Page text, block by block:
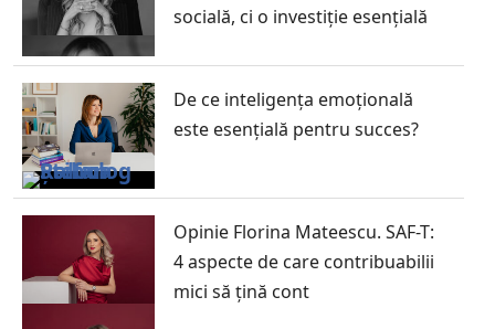
socială, ci o investiție esențială
De ce inteligența emoțională
este esențială pentru succes?
Opinie Florina Mateescu. SAF-T:
4 aspecte de care contribuabilii
mici să țină cont